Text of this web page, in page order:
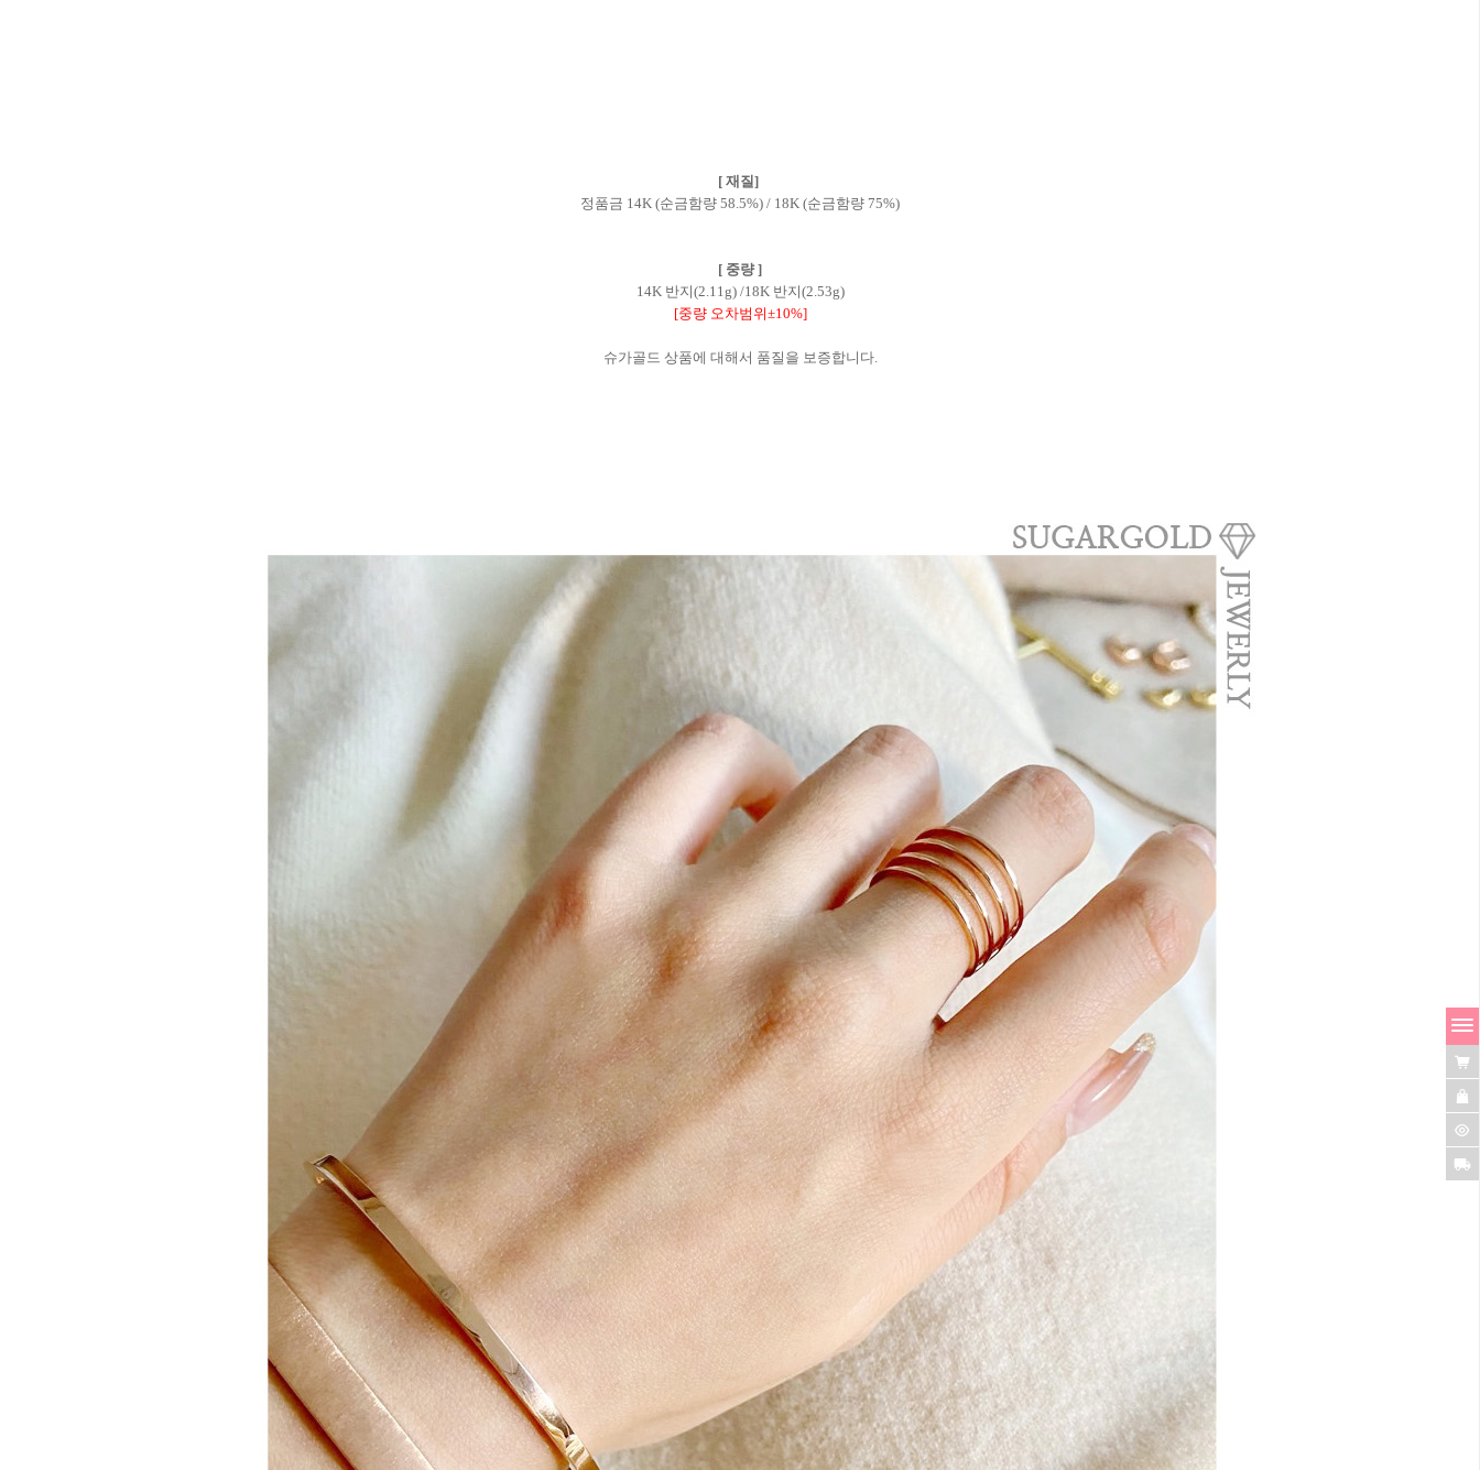
[ 재질]
정품금 14K (순금함량 58.5%) / 18K (순금함량 75%)
[ 중량 ]
14K 반지(2.11g) /18K 반지(2.53g)
[중량 오차범위±10%]
슈가골드 상품에 대해서 품질을 보증합니다.